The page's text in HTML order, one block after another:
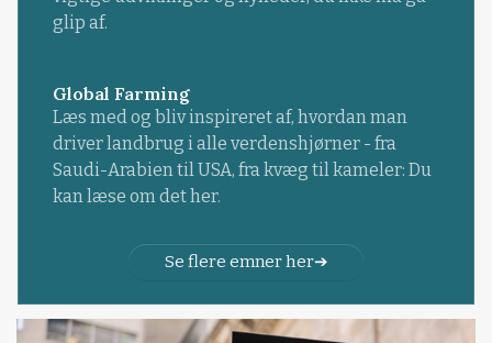
glip af.
Global Farming
Læs med og bliv inspireret af, hvordan man
driver landbrug i alle verdenshjørner - fra
Saudi-Arabien til USA, fra kvæg til kameler: Du
kan læse om det her.
Se flere emner her